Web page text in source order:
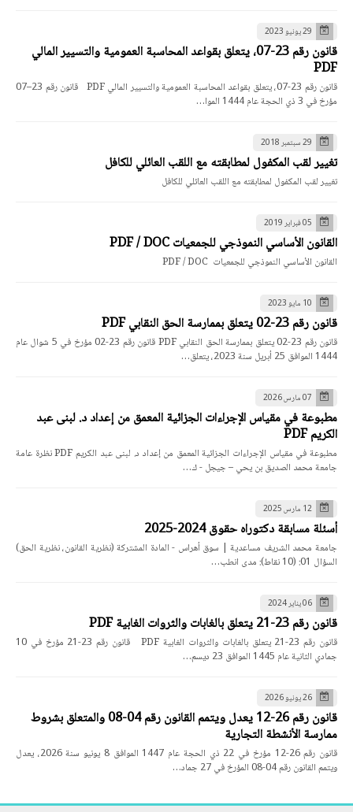
29 يونيو 2023
قانون رقم 23-07، يتعلق بقواعد المحاسبة العمومية والتسيير المالي
PDF
قانون رقم 23-07، يتعلق بقواعد المحاسبة العمومية والتسيير المالي PDF قانون رقم 23–07
مؤرخ في 3 ذي الحجة عام 1444 الموا…
29 سبتمبر 2018
تغيير لقب المكفول لمطابقته مع اللقب العائلي للكافل
تغيير لقب المكفول لمطابقته مع اللقب العائلي للكافل
05 فبراير 2019
القانون الأساسي النموذجي للجمعيات PDF / DOC
القانون الأساسي النموذجي للجمعيات PDF / DOC
10 مايو 2023
قانون رقم 23-02 يتعلق بممارسة الحق النقابي PDF
قانون رقم 23-02 يتعلق بممارسة الحق النقابي PDF قانون رقم 23-02 مؤرخ في 5 شوال عام
1444 الموافق 25 أبريل سنة 2023، يتعلق…
07 مارس 2026
مطبوعة في مقياس الإجراءات الجزائية المعمق من إعداد د. لبنى عبد
الكريم PDF
مطبوعة في مقياس الإجراءات الجزائية المعمق من إعداد د. لبنى عبد الكريم PDF نظرة عامة
جامعة محمد الصديق بن يحي – جيجل - ك…
12 مارس 2025
أسئلة مسابقة دكتوراه حقوق 2024-2025
جامعة محمد الشريف مساعدية | سوق أهراس - المادة المشتركة (نظرية القانون، نظرية الحق)
السؤال 01: (10 نقاط): مدى انطب…
06 يناير 2024
قانون رقم 23-21 يتعلق بالغابات والثروات الغابية PDF
قانون رقم 23-21 يتعلق بالغابات والثروات الغابية PDF قانون رقم 23-21 مؤرخ في 10
جمادي الثانية عام 1445 الموافق 23 ديسم…
26 يونيو 2026
قانون رقم 26-12 يعدل ويتمم القانون رقم 04-08 والمتعلق بشروط
ممارسة الأنشطة التجارية
قانون رقم 26-12 مؤرخ في 22 ذي الحجة عام 1447 الموافق 8 يونيو سنة 2026، يعدل
ويتمم القانون رقم 04-08 المؤرخ في 27 جماد…